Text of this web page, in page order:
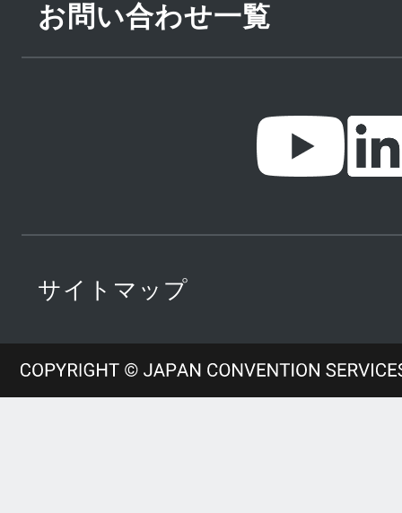
お問い合わせ一覧
サイトマップ